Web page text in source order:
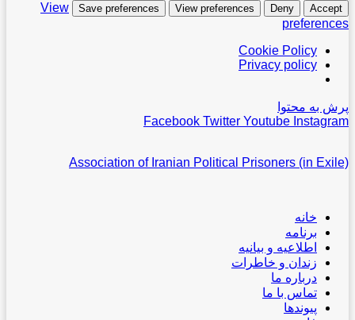
Accept
Deny
View preferences
Save preferences
View
preferences
Cookie Policy
Privacy policy
پرش به محتوا
Facebook Twitter Youtube Instagram
Association of Iranian Political Prisoners (in Exile)
خانه
برنامه
اطلاعیه و بیانیه
زندان و خاطرات
درباره ما
تماس با ما
پیوندها